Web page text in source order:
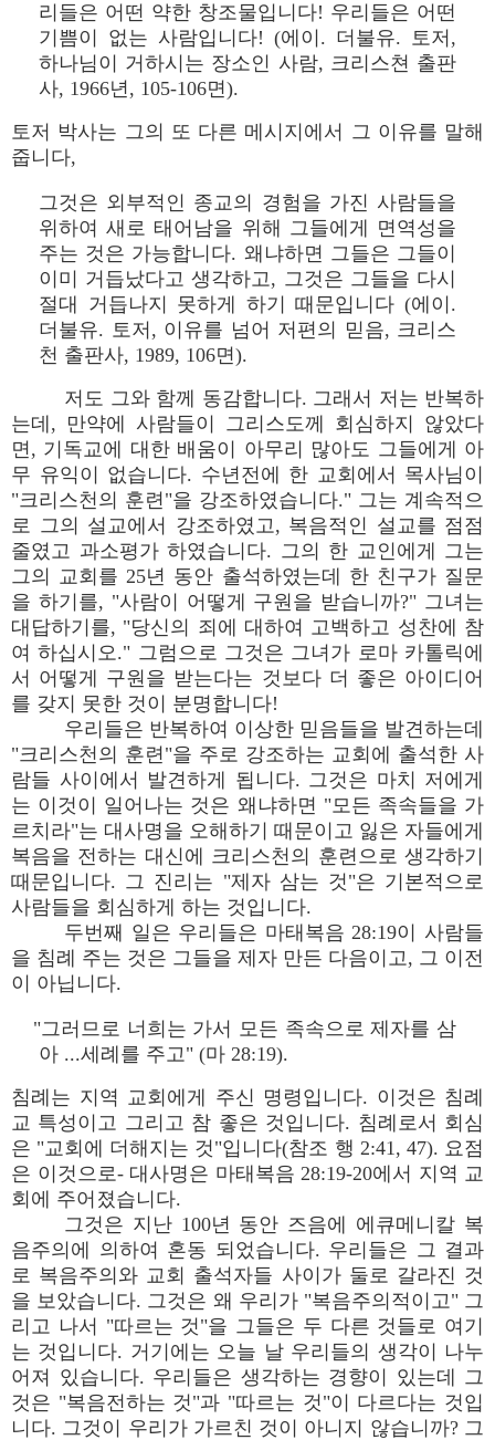
리들은 어떤 약한 창조물입니다! 우리들은 어떤
기쁨이 없는 사람입니다! (에이. 더불유. 토저,
하나님이 거하시는 장소인 사람, 크리스쳔 출판
사, 1966년, 105-106면).
토저 박사는 그의 또 다른 메시지에서 그 이유를 말해
줍니다,
그것은 외부적인 종교의 경험을 가진 사람들을
위하여 새로 태어남을 위해 그들에게 면역성을
주는 것은 가능합니다. 왜냐하면 그들은 그들이
이미 거듭났다고 생각하고, 그것은 그들을 다시
절대 거듭나지 못하게 하기 때문입니다 (에이.
더불유. 토저, 이유를 넘어 저편의 믿음, 크리스
천 출판사, 1989, 106면).
저도 그와 함께 동감합니다. 그래서 저는 반복하
는데, 만약에 사람들이 그리스도께 회심하지 않았다
면, 기독교에 대한 배움이 아무리 많아도 그들에게 아
무 유익이 없습니다. 수년전에 한 교회에서 목사님이
"크리스천의 훈련"을 강조하였습니다." 그는 계속적으
로 그의 설교에서 강조하였고, 복음적인 설교를 점점
줄였고 과소평가 하였습니다. 그의 한 교인에게 그는
그의 교회를 25년 동안 출석하였는데 한 친구가 질문
을 하기를, "사람이 어떻게 구원을 받습니까?" 그녀는
대답하기를, "당신의 죄에 대하여 고백하고 성찬에 참
여 하십시오." 그럼으로 그것은 그녀가 로마 카톨릭에
서 어떻게 구원을 받는다는 것보다 더 좋은 아이디어
를 갖지 못한 것이 분명합니다!
우리들은 반복하여 이상한 믿음들을 발견하는데
"크리스천의 훈련"을 주로 강조하는 교회에 출석한 사
람들 사이에서 발견하게 됩니다. 그것은 마치 저에게
는 이것이 일어나는 것은 왜냐하면 "모든 족속들을 가
르치라"는 대사명을 오해하기 때문이고 잃은 자들에게
복음을 전하는 대신에 크리스천의 훈련으로 생각하기
때문입니다. 그 진리는 "제자 삼는 것"은 기본적으로
사람들을 회심하게 하는 것입니다.
두번째 일은 우리들은 마태복음 28:19이 사람들
을 침례 주는 것은 그들을 제자 만든 다음이고, 그 이전
이 아닙니다.
"그러므로 너희는 가서 모든 족속으로 제자를 삼
아 ...세례를 주고" (마 28:19).
침례는 지역 교회에게 주신 명령입니다. 이것은 침례
교 특성이고 그리고 참 좋은 것입니다. 침례로서 회심
은 "교회에 더해지는 것"입니다(참조 행 2:41, 47). 요점
은 이것으로- 대사명은 마태복음 28:19-20에서 지역 교
회에 주어졌습니다.
그것은 지난 100년 동안 즈음에 에큐메니칼 복
음주의에 의하여 혼동 되었습니다. 우리들은 그 결과
로 복음주의와 교회 출석자들 사이가 둘로 갈라진 것
을 보았습니다. 그것은 왜 우리가 "복음주의적이고" 그
리고 나서 "따르는 것"을 그들은 두 다른 것들로 여기
는 것입니다. 거기에는 오늘 날 우리들의 생각이 나누
어져 있습니다. 우리들은 생각하는 경향이 있는데 그
것은 "복음전하는 것"과 "따르는 것"이 다르다는 것입
니다. 그것이 우리가 가르친 것이 아니지 않습니까? 그